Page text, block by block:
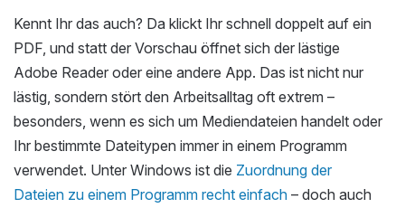
Kennt Ihr das auch? Da klickt Ihr schnell doppelt auf ein
PDF, und statt der Vorschau öffnet sich der lästige
Adobe Reader oder eine andere App. Das ist nicht nur
lästig, sondern stört den Arbeitsalltag oft extrem –
besonders, wenn es sich um Mediendateien handelt oder
Ihr bestimmte Dateitypen immer in einem Programm
verwendet. Unter Windows ist die Zuordnung der
Dateien zu einem Programm recht einfach – doch auch